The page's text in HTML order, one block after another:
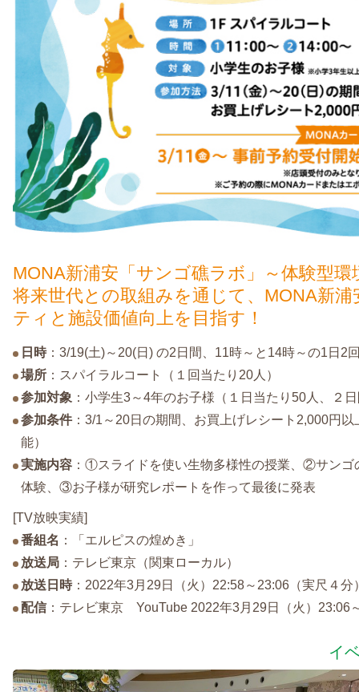
MONA新浦安「サンゴ礁ラボ」～体験型環
将来世代との取組みを通じて、MONA新
ティと施設価値向上を目指す！
日時：3/19(土)～20(日) の2日間、11時～と14時～の1日2
場所 ：スパイラルコート（１回当たり20人）
参加対象 ：小学生3～4年のお子様（１日当たり50人、２
参加条件：3/1～20日の期間、お買上げレシート2,000円
能）
実施内容 ：①スライドを使い生物多様性の授業、②サンゴ
体験、③お子様が研究レポートを作って最後に発表
[TV放映実績]
番組名 ：「エルピスの煌めき」
放送局 ：テレビ東京（関東ローカル）
放送日時：2022年3月29日（火）22:58～23:06（実尺４分
配信 ：テレビ東京 YouTube 2022年3月29日（火）23:06
イ